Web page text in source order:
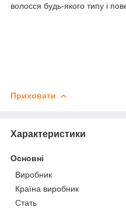
волосся будь-якого типу і
Приховати
Характеристики
Основні
Виробник
Країна виробник
Стать